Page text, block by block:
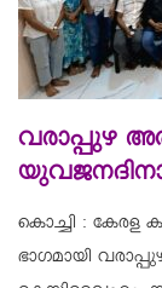
വരാപ്പുഴ
കൊച്ചി : കേരള
ഭാഗമായി